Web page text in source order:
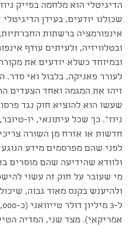
הדיגיטלי הוא מלחמה בפייק
שכולנו יודעים, בעידן
אינפורמציה ברשתות
ובטלוויזיה, ולעיתים עודף
ובמיוחד כשלא יודעים את
לעורר פאניקה, בלבול ואי סדר.
זיהו את המגמה ואחד הצעדים
שעשו הוא להוציא חוק נגד
ניוז". כך שכל עיתונאי, יו-
חדשות או אזרח מן השורה
לפני שהם מפרסמים מידע הנוגע
ולוודא שהידיעה שהם מוסרים
מי שעובר על חוק זה עשוי
ולהיענש בקנס מאוד גבוה,
אמריקאי). מצד שני, המדיה